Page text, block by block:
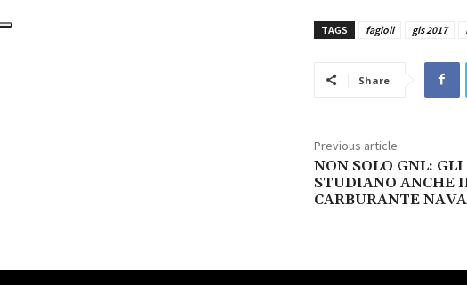
TAGS fagioli gis 2017
Share
Previous article
NON SOLO GNL:
STUDIANO ANCHE
CARBURANTE